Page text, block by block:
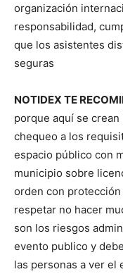
organización
responsabilidad,
que los asistentes
seguras
NOTIDEX TE
porque aquí se
chequeo a los
espacio público con
municipio sobre
orden con
respetar no hacer
son los riesgos
evento publico y
las personas a ver el